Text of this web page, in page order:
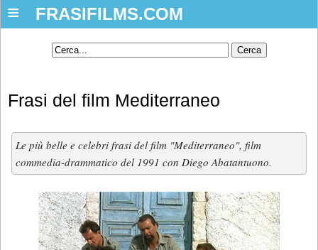
FRASIFILMS.COM
≡
Frasi del film Mediterraneo
Le più belle e celebri frasi del film "Mediterraneo", film
commedia-drammatico del 1991 con Diego Abatantuono.